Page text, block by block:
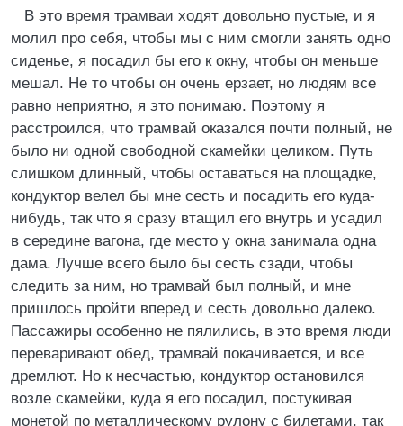
В это время трамваи ходят довольно пустые, и я
молил про себя, чтобы мы с ним смогли занять одно
сиденье, я посадил бы его к окну, чтобы он меньше
мешал. Не то чтобы он очень ерзает, но людям все
равно неприятно, я это понимаю. Поэтому я
расстроился, что трамвай оказался почти полный, не
было ни одной свободной скамейки целиком. Путь
слишком длинный, чтобы оставаться на площадке,
кондуктор велел бы мне сесть и посадить его куда-
нибудь, так что я сразу втащил его внутрь и усадил
в середине вагона, где место у окна занимала одна
дама. Лучше всего было бы сесть сзади, чтобы
следить за ним, но трамвай был полный, и мне
пришлось пройти вперед и сесть довольно далеко.
Пассажиры особенно не пялились, в это время люди
переваривают обед, трамвай покачивается, и все
дремлют. Но к несчастью, кондуктор остановился
возле скамейки, куда я его посадил, постукивая
монетой по металлическому рулону с билетами, так